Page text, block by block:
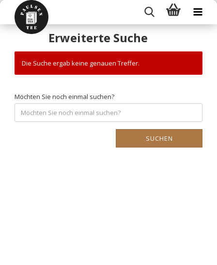
Erweiterte Suche
Die Suche ergab keine genauen Treffer.
Möchten Sie noch einmal suchen?
SUCHEN